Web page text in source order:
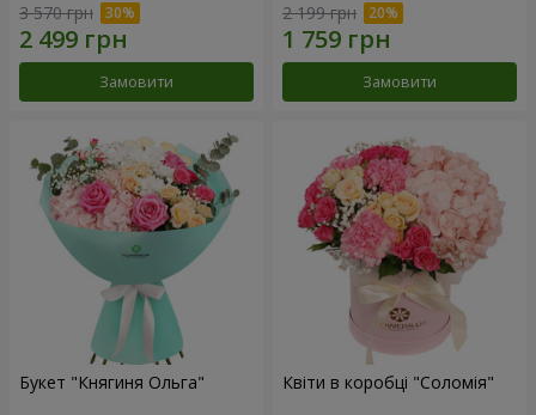
3 570 грн
Замовити
2 199 грн
Замовити
Букет "Княгиня Ольга" Квіти в коробці "Соломія"